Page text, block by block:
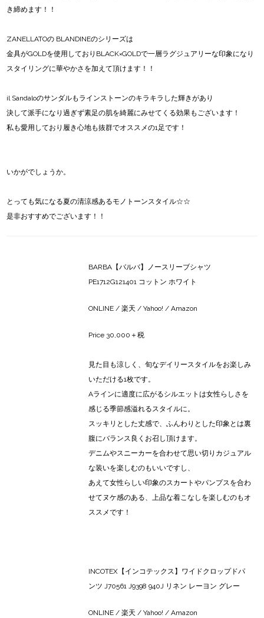
き締めます！！
ZANELLATOの BLANDINEのシリーズは
金具がGOLDを使用しておりBLACK×GOLDで一層ラグジュアリーな印象になり
スタイリングに華やかさを加えて頂けます！！
il Sandaloのサンダルもラインストーンのキラキラした輝きがあり
決して派手になり過ぎず素足の肌を綺麗にみせてくる効果もございます！
私も愛用しており履き心地も抜群でオススメの1足です！
いかがでしょうか。
とっても気になる夏の清涼感あるモノトーンスタイル☆☆
是非おすすめでございます！！
BARBA【バルバ】ノースリーブシャツ
PE1712G121401 コットン ホワイト
ONLINE/ 楽天 / Yahoo! / Amazon
Price 30,000＋税
見た目も涼しく、旬なデイリースタイルをお楽しみ
いただける1枚です。
Aラインに適度に広がるシルエットは女性らしさを
感じる季節感溢れるスタイルに。
スッキリとした丈感で、ふんわりとした印象とは裏
腹にバランス良くお召し頂けます。
デニムやスニーカーを合わせて思い切りカジュアル
な装いを楽しむのもいいですし、
あえて女性らしい印象のスカートやパンプスを合わ
せてヌケ感のある、上品な着こなしを楽しむのもオ
ススメです！
INCOTEX【インコテックス】ワイドクロップドパ
ンツ J70561 J9398 940J リネン レーヨン グレー
ONLINE/ 楽天 /Yahoo! / Amazon